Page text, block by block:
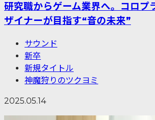
研究職からゲーム業界へ。コロプ
ザイナーが目指す“音の未来”
サウンド
新卒
新規タイトル
神魔狩りのツクヨミ
2025.05.14